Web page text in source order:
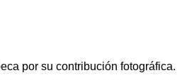
por su contribución fotográfica.